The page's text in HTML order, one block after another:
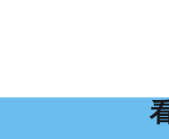
所需的英语门槛。 De Guzman选择了另一项考试——
Pearson Test of English
纽币，员工索赔金额仍在核算中。 整体债